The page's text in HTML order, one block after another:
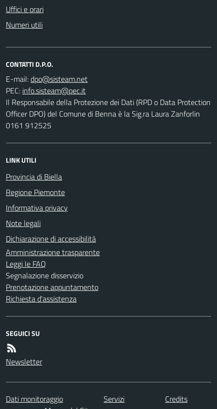
Uffici e orari
Numeri utili
CONTATTI D.P.O.
E-mail:
PEC:
Il Responsabile della Protezione dei Dati (RPD o Data Protection
Officer DPO) del Comune di Benna è la Sig.ra Laura Zanforlin
0161 912525
LINK UTILI
Provincia di Biella
Regione Piemonte
Informativa privacy
Note legali
Dichiarazione di accessibilità
Amministrazione trasparente
Leggi le FAQ
Segnalazione disservizio
Prenotazione appuntamento
Richiesta d'assistenza
SEGUICI SU
Newsletter
Dati monitoraggio Servizi
Credits